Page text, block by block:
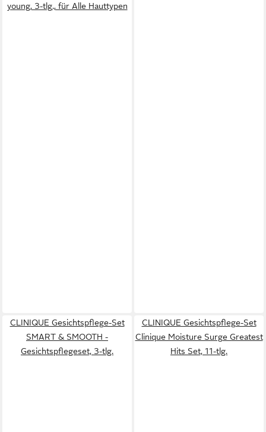
young, 3-tlg., für Alle Hauttypen
CLINIQUE Gesichtspflege-Set
SMART & SMOOTH -
Gesichtspflegeset, 3-tlg.
CLINIQUE Gesichtspflege-Set
Clinique Moisture Surge Greatest
Hits Set, 11-tlg.